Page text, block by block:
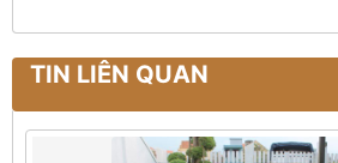
TIN LIÊN QUAN